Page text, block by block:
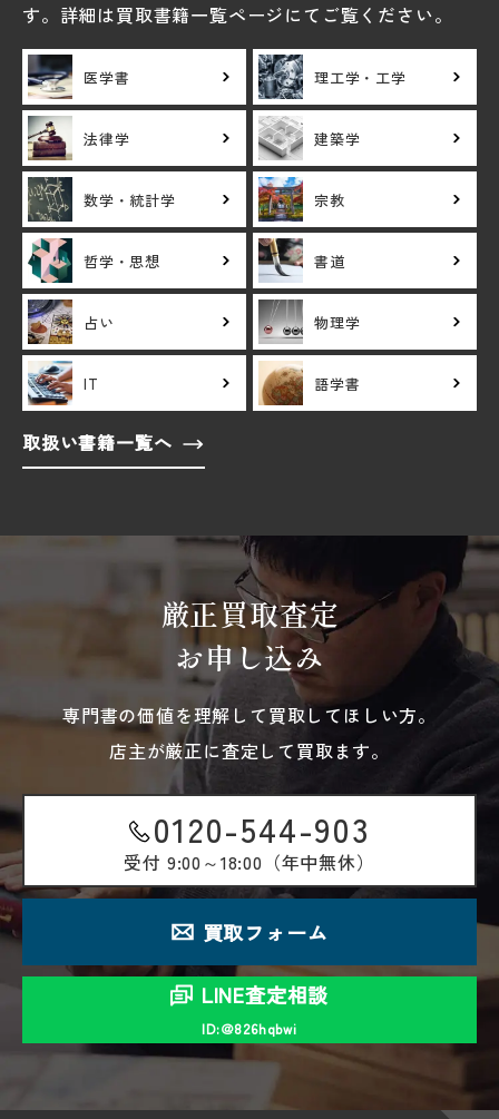
す。詳細は買取書籍一覧ページにてご覧ください。
医学書 理工学・工学
法律学 建築学
数学・統計学 宗教
哲学・思想 書道
占い 物理学
IT 語学書
取扱い書籍一覧へ
厳正買取査定
お申し込み
専門書の価値を理解して買取してほしい方。
店主が厳正に査定して買取ます。
0120-544-903
受付 9:00～18:00（年中無休）
買取フォーム
LINE査定相談
ID:＠826hqbwi